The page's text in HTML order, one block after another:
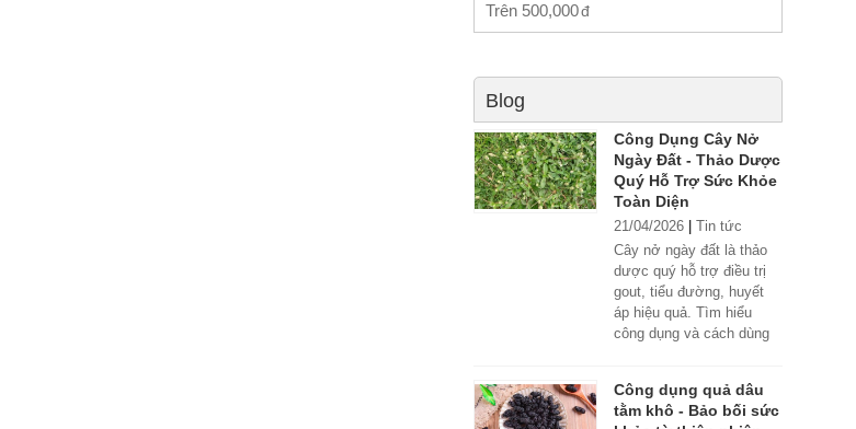
Trên 500,000
Blog
Công Dụng Cây Nở
Ngày Đất - Thảo Dược
Quý Hỗ Trợ Sức Khỏe
Toàn Diện
21/04/2026
Tin tức
Cây nở ngày đất là thảo
dược quý hỗ trợ điều trị
gout, tiểu đường, huyết
áp hiệu quả. Tìm hiểu
công dụng và cách dùng
Công dụng quả dâu
tằm khô - Bảo bối sức